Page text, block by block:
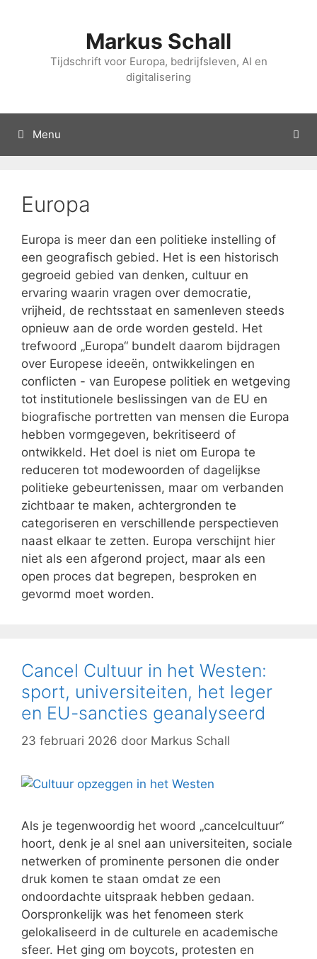
Markus Schall
Tijdschrift voor Europa, bedrijfsleven, AI en
digitalisering
Menu
Europa
Europa is meer dan een politieke instelling of
een geografisch gebied. Het is een historisch
gegroeid gebied van denken, cultuur en
ervaring waarin vragen over democratie,
vrijheid, de rechtsstaat en samenleven steeds
opnieuw aan de orde worden gesteld. Het
trefwoord „Europa“ bundelt daarom bijdragen
over Europese ideeën, ontwikkelingen en
conflicten - van Europese politiek en wetgeving
tot institutionele beslissingen van de EU en
biografische portretten van mensen die Europa
hebben vormgegeven, bekritiseerd of
ontwikkeld. Het doel is niet om Europa te
reduceren tot modewoorden of dagelijkse
politieke gebeurtenissen, maar om verbanden
zichtbaar te maken, achtergronden te
categoriseren en verschillende perspectieven
naast elkaar te zetten. Europa verschijnt hier
niet als een afgerond project, maar als een
open proces dat begrepen, besproken en
gevormd moet worden.
Cancel Cultuur in het Westen:
sport, universiteiten, het leger
en EU-sancties geanalyseerd
23 februari 2026 door Markus Schall
Als je tegenwoordig het woord „cancelcultuur“
hoort, denk je al snel aan universiteiten, sociale
netwerken of prominente personen die onder
druk komen te staan omdat ze een
ondoordachte uitspraak hebben gedaan.
Oorspronkelijk was het fenomeen sterk
gelokaliseerd in de culturele en academische
sfeer. Het ging om boycots, protesten en